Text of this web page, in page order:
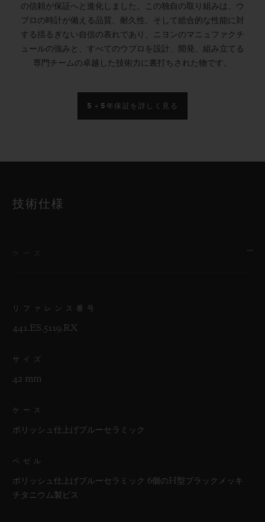
の信頼が保証へと進化しました。この独自の取り組みは、ウ
ブロの時計が備える品質、耐久性、そして総合的な性能に対
する揺るぎない自信の表れであり、ニヨンのマニュファクチ
ュールの強みと、すべてのウブロを設計、開発、組み立てる
専門チームの卓越した技術力に裏打ちされた物です。
5＋5年保証を詳しく見る
技術仕様
リファレンス番号
441.ES.5119.RX
サイズ
42 mm
ケース
ポリッシュ仕上げブルーセラミック
ベゼル
ポリッシュ仕上げブルーセラミック 6個のH型ブラックメッキ
チタニウム製ビス